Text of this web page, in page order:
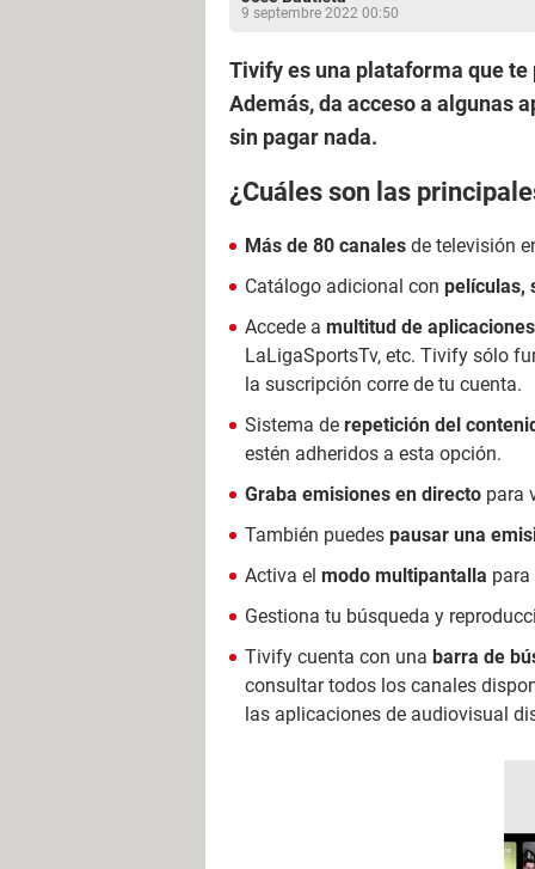
9 septembre 2022 00:50
Tivify es una plataforma que te
Además, da acceso a algunas
sin pagar nada.
¿Cuáles son las
Más de 80 canales de televisión
Catálogo adicional con películas,
Accede a multitud de
LaLigaSportsTv, etc. Tivify sólo
la suscripción corre de tu cuenta.
Sistema de repetición del
estén adheridos a esta opción.
Graba emisiones en directo para
También puedes pausar una
Activa el modo multipantalla
Gestiona tu búsqueda y
Tivify cuenta con una barra de
consultar todos los canales
las aplicaciones de audiovisual